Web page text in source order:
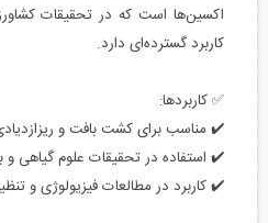
اکسین‌ها است که در تحقیقات
کاربرد گسترده‌ای دارد.
✅ کاربردها:
✔️ مناسب برای کشت بافت و
✔️ استفاده در تحقیقات علوم گیاهی و
✔️ کاربرد در مطالعات فیزیولوژی و